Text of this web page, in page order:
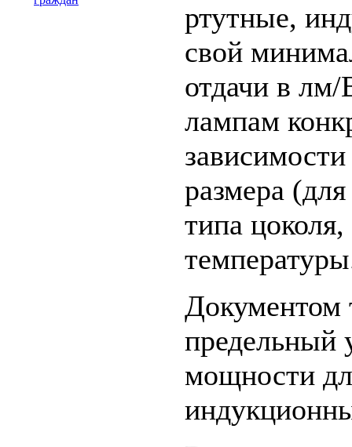
ртутные,
свой
отдачи в лм/
лампам
размера
типа
Документом
предельный
мощности